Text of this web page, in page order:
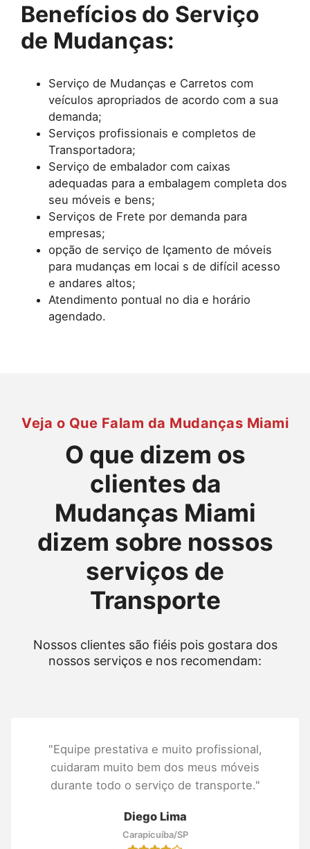
Benefícios do Serviço
de Mudanças:
Serviço de Mudanças e Carretos com
veículos apropriados de acordo com a sua
demanda;
Serviços profissionais e completos de
Transportadora;
Serviço de embalador com caixas
adequadas para a embalagem completa dos
seu móveis e bens;
Serviços de Frete por demanda para
empresas;
opção de serviço de Içamento de móveis
para mudanças em locai s de difícil acesso
e andares altos;
Atendimento pontual no dia e horário
agendado.
Veja o Que Falam da Mudanças Miami
O que dizem os
clientes da
Mudanças Miami
dizem sobre nossos
serviços de
Transporte
Nossos clientes são fiéis pois gostara dos
nossos serviços e nos recomendam:
"Equipe prestativa e muito profissional,
cuidaram muito bem dos meus móveis
durante todo o serviço de transporte."
Diego Lima
Carapicuíba/SP